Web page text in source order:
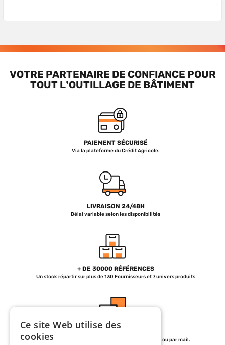
VOTRE PARTENAIRE DE CONFIANCE POUR
TOUT L’OUTILLAGE DE BÂTIMENT
PAIEMENT SÉCURISÉ
Via la plateforme du Crédit Agricole.
LIVRAISON 24/48H
Délai variable selon les disponibilités
+ DE 30000 RÉFÉRENCES
Un stock répartir sur plus de 130 Fournisseurs et 7 univers produits
de 07h30 à 12h et de 13h30 à 18h30 par téléphone ou par mail.
Ce site Web utilise des
cookies